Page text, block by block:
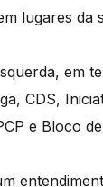
lugares da
em
CDS,
e Bloco